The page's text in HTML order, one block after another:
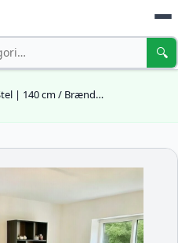
🔍
| 140 cm / Brænd…